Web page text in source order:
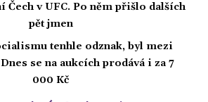
Čech v UFC. Po něm přišlo dalších
pět jmen
tenhle odznak, byl mezi
se na aukcích prodává i za 7
000 Kč